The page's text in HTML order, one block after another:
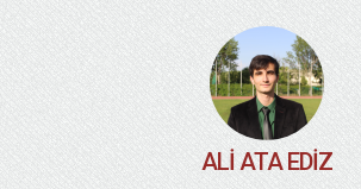
ALI ATA EDIZ